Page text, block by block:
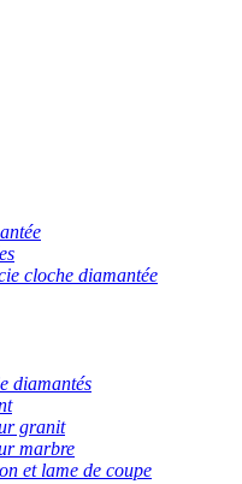
cloche diamantée
diamantés
granit
marbre
et lame de coupe